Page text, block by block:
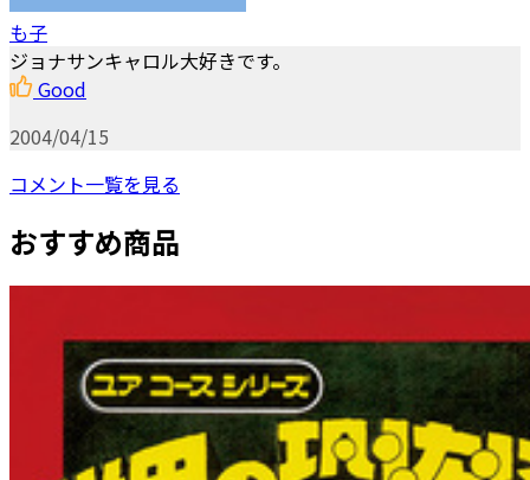
も子
ジョナサンキャロル大好きです。
Good
2004/04/15
コメント一覧を見る
おすすめ商品